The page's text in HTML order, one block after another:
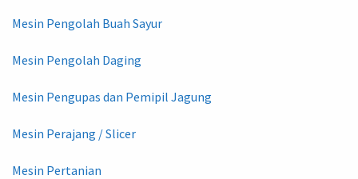
Mesin Pengolah Buah Sayur
Mesin Pengolah Daging
Mesin Pengupas dan Pemipil Jagung
Mesin Perajang / Slicer
Mesin Pertanian